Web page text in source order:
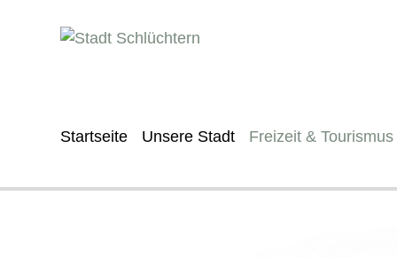
Startseite Unsere Stadt Freizeit & Tourismus